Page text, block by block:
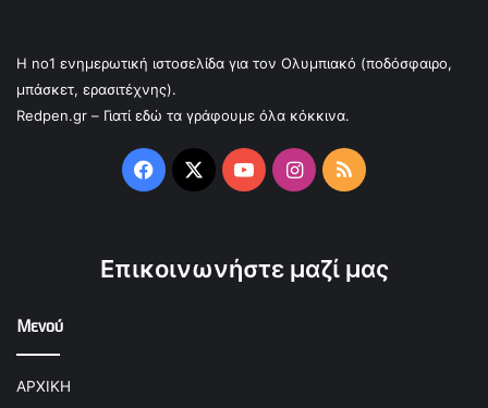
Η no1 ενημερωτική ιστοσελίδα για τον Ολυμπιακό (ποδόσφαιρο,
μπάσκετ, ερασιτέχνης).
Redpen.gr – Γιατί εδώ τα γράφουμε όλα κόκκινα.
Facebook
X YouTubeInstagram
RSS
Επικοινωνήστε μαζί μας
Μενού
ΑΡΧΙΚΗ